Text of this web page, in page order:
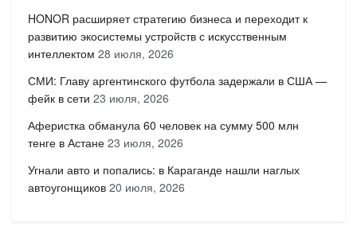
HONOR расширяет стратегию бизнеса и переходит к
развитию экосистемы устройств с искусственным
интеллектом 28 июля, 2026
СМИ: Главу аргентинского футбола задержали в США —
фейк в сети 23 июля, 2026
Аферистка обманула 60 человек на сумму 500 млн
тенге в Астане 23 июля, 2026
Угнали авто и попались: в Караганде нашли наглых
автоугонщиков 20 июля, 2026